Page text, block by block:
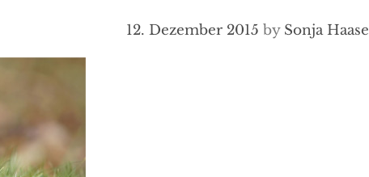
12. Dezember 2015 by Sonja Haase